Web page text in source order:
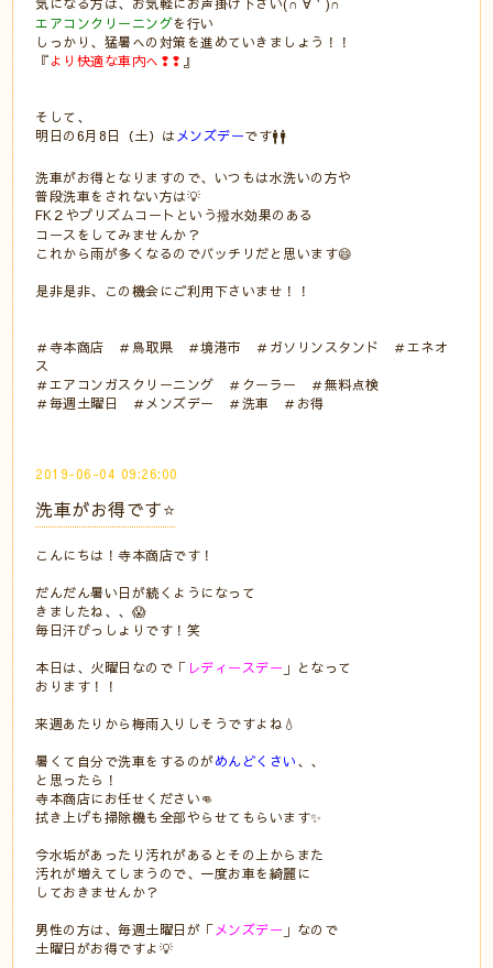
エアコンクリーニングを行い
しっかり、猛暑への対策を進めていきましょう！！
『より快適な車内へ❢❢ 』
そして、
明日の6月8日（土）は メンズデーです🚹🚹
洗車がお得となりますので、いつもは水洗いの方や
普段洗車をされない方は💡
FK２やプリズムコートという撥水効果のある
コースをしてみませんか？
これから雨が多くなるのでバッチリだと思います😄
是非是非、この機会にご利用下さいませ！！
＃寺本商店 ＃鳥取県 ＃境港市 ＃ガソリンスタンド ＃エネオ
ス
＃エアコンガスクリーニング ＃クーラー ＃無料点検
＃毎週土曜日 ＃メンズデー ＃洗車 ＃お得
2019-06-04 09:26:00
洗車がお得です⭐
こんにちは！寺本商店です！
だんだん暑い日が続くようになって
きましたね、、😱
毎日汗びっしょりです！笑
本日は、火曜日なので「 レディースデー 」となって
おります！！
来週あたりから梅雨入りしそうですよね💧
暑くて自分で洗車をするのがめんどくさい、、
と思ったら！
寺本商店にお任せください👊
拭き上げも掃除機も全部やらせてもらいます✨
今水垢があったり汚れがあるとその上からまた
汚れが増えてしまうので、一度お車を綺麗に
しておきませんか？
男性の方は、毎週土曜日が「 メンズデー 」なので
土曜日がお得ですよ💡